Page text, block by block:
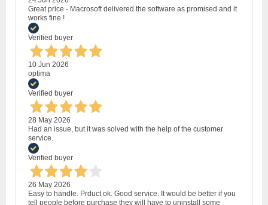
Great price - Macrosoft delivered the software as promised and it
works fine !
Verified buyer
10 Jun 2026
optima
Verified buyer
28 May 2026
Had an issue, but it was solved with the help of the customer
service.
Verified buyer
26 May 2026
Easy to handle. Prduct ok. Good service. It would be better if you
tell people before purchase they will have to uninstall some